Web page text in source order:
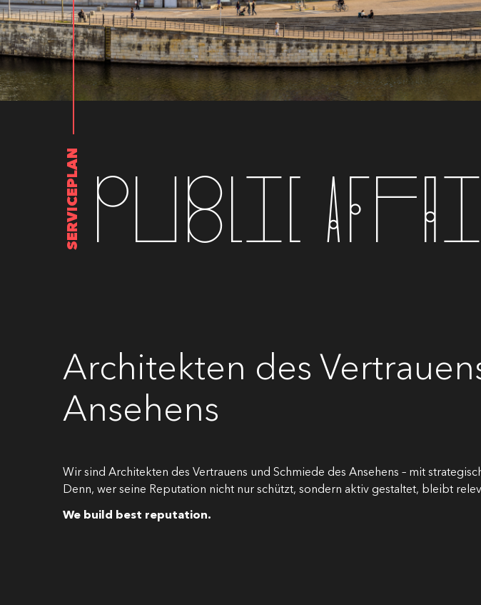
Public
SERVICEPLAN
Architekten des
Ansehens
Wir sind Architekten des Vertrauens und Schmiede des Ansehens – mit
Denn, wer seine Reputation nicht nur schützt, sondern aktiv gestaltet, bleibt
We build best reputation.